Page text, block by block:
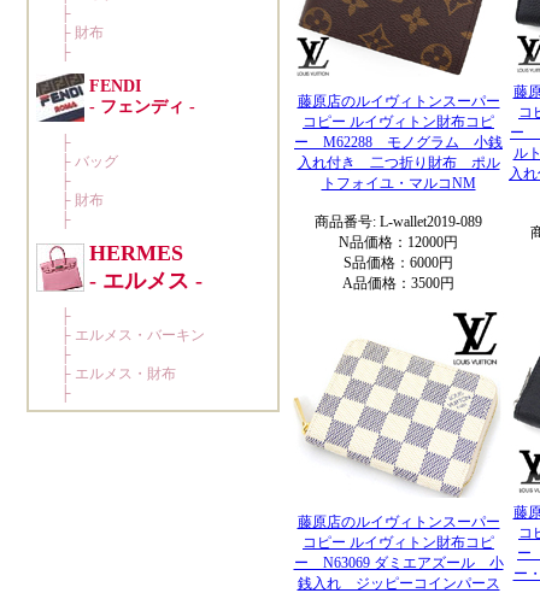
藤原店のルイヴィトンスーパー
コピー ルイヴィトン財布コピ
ー M62288 モノグラム 小銭
入れ付き 二つ折り財布 ポル
トフォイユ・マルコNM
商品番号: L-wallet2019-089
N品価格：12000円
S品価格：6000円
A品価格：3500円
藤
コ
ー
ル
入
藤原店のルイヴィトンスーパー
コピー ルイヴィトン財布コピ
ー N63069 ダミエアズール 小
銭入れ ジッピーコインパース
藤
コ
ー
ー